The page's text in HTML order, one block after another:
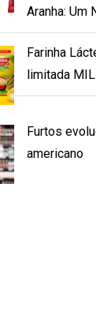
Aranha: Um
Farinha
limitada
Furtos
americano